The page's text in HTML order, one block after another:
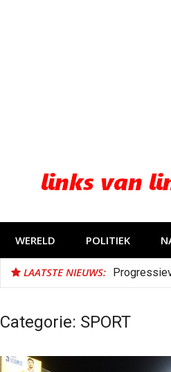
WERELD POLITIEK
LAATSTE NIEUWS:
Categorie: SPORT